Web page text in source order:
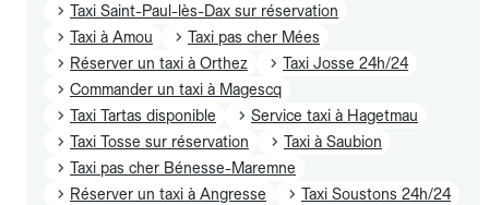
Taxi Saint-Paul-lès-Dax sur réservation
Taxi à Amou
Taxi pas cher Mées
Réserver un taxi à Orthez
Taxi Josse 24h/24
Commander un taxi à Magescq
Taxi Tartas disponible
Service taxi à Hagetmau
Taxi Tosse sur réservation
Taxi à Saubion
Taxi pas cher Bénesse-Maremne
Réserver un taxi à Angresse
Taxi Soustons 24h/24